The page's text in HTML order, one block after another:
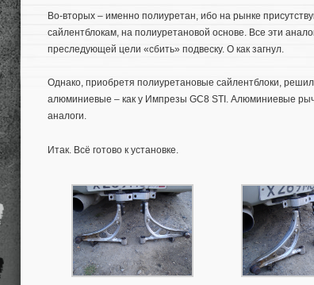
Во-вторых – именно полиуретан, ибо на рынке
сайлентблокам, на полиуретановой основе. Все эти
преследующей цели «сбить» подвеску. О как загнул.
Однако, приобретя полиуретановые сайлентблоки,
алюминиевые – как у Импрезы GC8 STI. Алюминиевые
аналоги.
Итак. Всё готово к установке.